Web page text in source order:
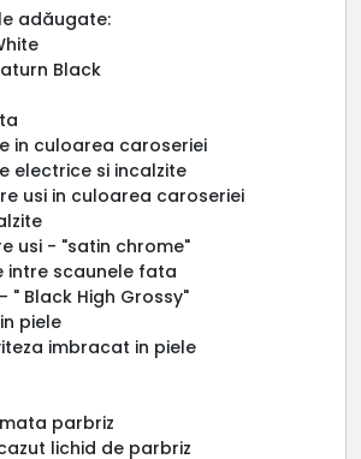
adăugate:
Black
in culoarea caroseriei
electrice si incalzite
usi in culoarea caroseriei
usi - "satin chrome"
intre scaunele fata
" Black High Grossy"
piele
imbracat in piele
parbriz
lichid de parbriz